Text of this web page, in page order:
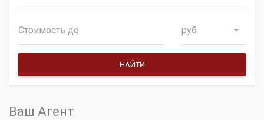
руб.
Ваш Агент